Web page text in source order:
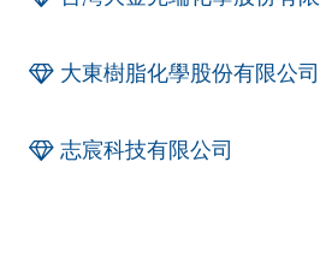
大東樹脂化學股份有限公司
志宸科技有限公司